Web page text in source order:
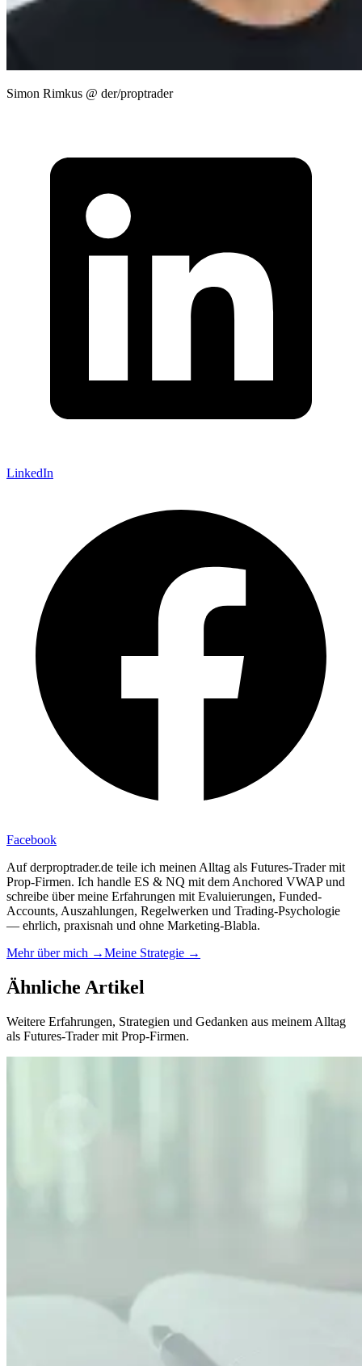
Simon Rimkus @ der/proptrader
LinkedIn
Facebook
Auf derproptrader.de teile ich meinen Alltag als Futures-Trader mit
Prop-Firmen. Ich handle ES & NQ mit dem Anchored VWAP und
schreibe über meine Erfahrungen mit Evaluierungen, Funded-
Accounts, Auszahlungen, Regelwerken und Trading-Psychologie
— ehrlich, praxisnah und ohne Marketing-Blabla.
Mehr über mich →Meine Strategie →
Ähnliche Artikel
Weitere Erfahrungen, Strategien und Gedanken aus meinem Alltag
als Futures-Trader mit Prop-Firmen.